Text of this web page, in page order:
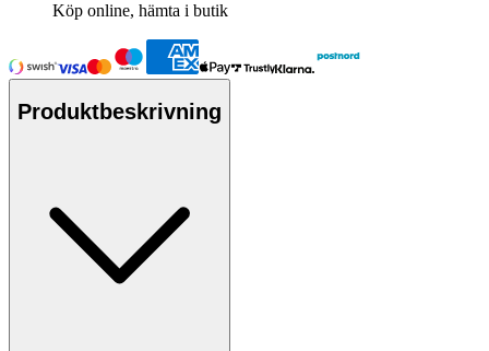
Köp online, hämta i butik
Produktbeskrivning